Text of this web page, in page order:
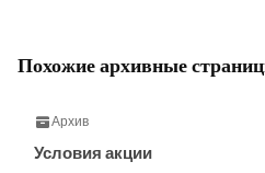
Похожие архивные
Архив
Условия акции